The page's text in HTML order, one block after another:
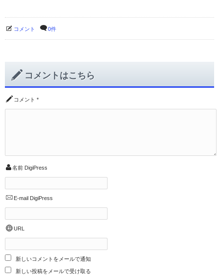
コメント 0件
コメントはこちら
コメント *
名前 DigiPress
E-mail DigiPress
URL
新しいコメントをメールで通知
新しい投稿をメールで受け取る